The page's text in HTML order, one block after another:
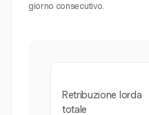
giorno consecutivo.
Retribuzione lorda
totale